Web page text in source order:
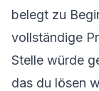
belegt zu
vollständige
Stelle würde
das du lösen